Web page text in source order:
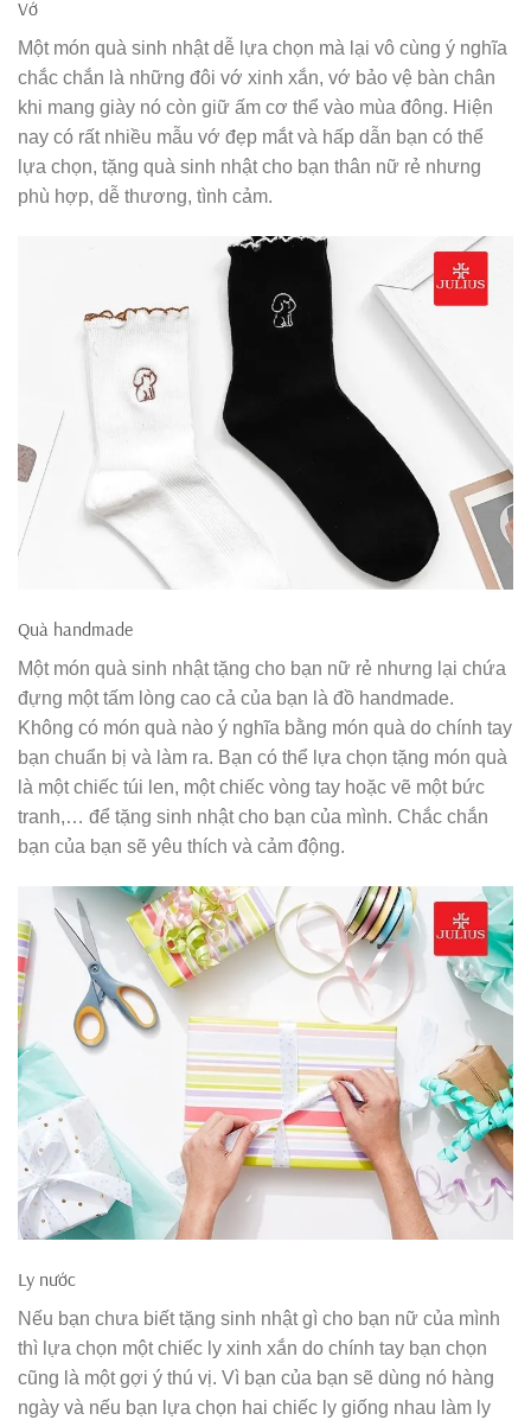
Vớ
Một món quà sinh nhật dễ lựa chọn mà lại vô cùng ý nghĩa
chắc chắn là những đôi vớ xinh xắn, vớ bảo vệ bàn chân
khi mang giày nó còn giữ ấm cơ thể vào mùa đông. Hiện
nay có rất nhiều mẫu vớ đẹp mắt và hấp dẫn bạn có thể
lựa chọn, tặng quà sinh nhật cho bạn thân nữ rẻ nhưng
phù hợp, dễ thương, tình cảm.
Quà handmade
Một món quà sinh nhật tặng cho bạn nữ rẻ nhưng lại chứa
đựng một tấm lòng cao cả của bạn là đồ handmade.
Không có món quà nào ý nghĩa bằng món quà do chính tay
bạn chuẩn bị và làm ra. Bạn có thể lựa chọn tặng món quà
là một chiếc túi len, một chiếc vòng tay hoặc vẽ một bức
tranh,… để tặng sinh nhật cho bạn của mình. Chắc chắn
bạn của bạn sẽ yêu thích và cảm động.
Ly nước
Nếu bạn chưa biết tặng sinh nhật gì cho bạn nữ của mình
thì lựa chọn một chiếc ly xinh xắn do chính tay bạn chọn
cũng là một gợi ý thú vị. Vì bạn của bạn sẽ dùng nó hàng
ngày và nếu bạn lựa chọn hai chiếc ly giống nhau làm ly